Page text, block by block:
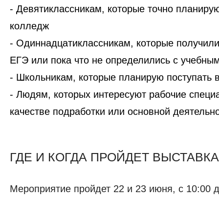
- Девятиклассникам, которые точно
колледж
- Одиннадцатиклассникам, которые
ЕГЭ или пока что не определились с
- Школьникам, которые планирую поступать
- Людям, которых интересуют рабочие
качестве подработки или основной
ГДЕ И КОГДА ПРОЙДЕТ
Мероприятие пройдет 22 и 23 июня, с 10:00